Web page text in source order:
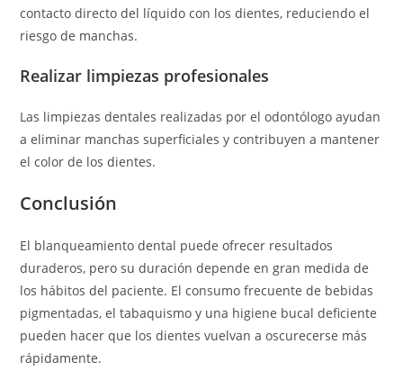
contacto directo del líquido con los dientes, reduciendo el
riesgo de manchas.
Realizar limpiezas profesionales
Las limpiezas dentales realizadas por el odontólogo ayudan
a eliminar manchas superficiales y contribuyen a mantener
el color de los dientes.
Conclusión
El blanqueamiento dental puede ofrecer resultados
duraderos, pero su duración depende en gran medida de
los hábitos del paciente. El consumo frecuente de bebidas
pigmentadas, el tabaquismo y una higiene bucal deficiente
pueden hacer que los dientes vuelvan a oscurecerse más
rápidamente.